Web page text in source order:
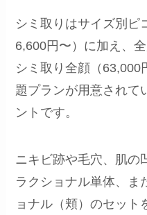
シミ取りはサイズ別ピ
6,600円〜）に加え、
シミ取り全顔（63,000
題プランが用意されて
ントです。
ニキビ跡や毛穴、肌の
ラクショナル単体、ま
ョナル（頬）のセット